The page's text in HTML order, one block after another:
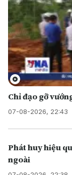
Chỉ đạo gỡ
07-08-2026, 22:43
Phát huy hiệu
ngoài